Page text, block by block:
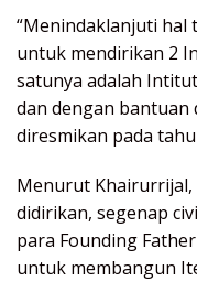
“Menindaklanjuti
untuk mendirikan 2
satunya adalah
dan dengan bantuan
diresmikan pada
Menurut Khairurrijal,
didirikan, segenap
para Founding
untuk membangun